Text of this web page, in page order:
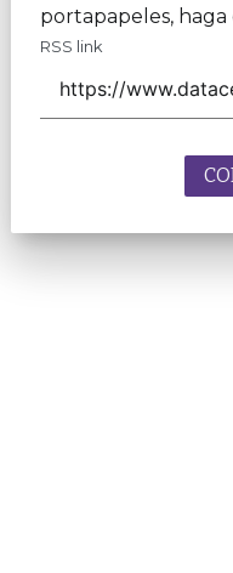
portapapeles,
RSS link